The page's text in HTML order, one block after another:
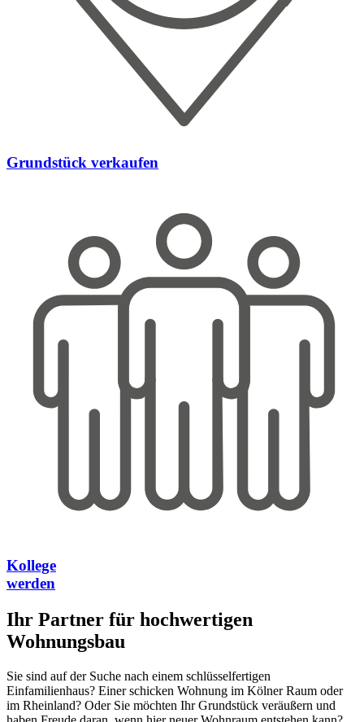
Grundstück verkaufen
Kollege
werden
Ihr Partner für hochwertigen
Wohnungsbau
Sie sind auf der Suche nach einem schlüsselfertigen
Einfamilienhaus? Einer schicken Wohnung im Kölner Raum oder
im Rheinland? Oder Sie möchten Ihr Grundstück veräußern und